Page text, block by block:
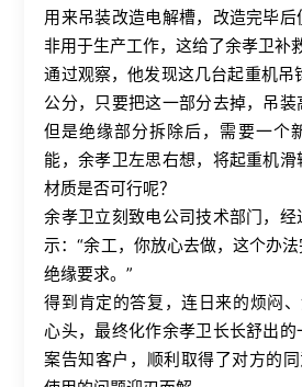
用来吊装改造电解槽，改造完毕
非用于生产工作，这给了余孝卫补
通过观察，他发现这几台起重机吊
公分，只要把这一部分去掉，吊装
但是绝缘部分拆除后，需要一个
能，余孝卫左思右想，将起重机
材质是否可行呢？
余孝卫立刻致电公司技术部门，
示：“余工，你放心去做，这个办
绝缘要求。”
得到肯定的答复，连日来的烦闷
心头，最终化作余孝卫长长舒出
案告知客户，顺利取得了对方的